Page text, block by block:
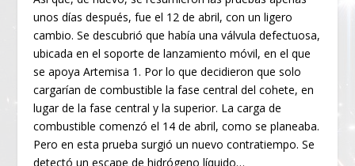
unos días después, fue el 12 de abril, con un ligero
cambio. Se descubrió que había una válvula defectuosa,
ubicada en el soporte de lanzamiento móvil, en el que
se apoya Artemisa 1. Por lo que decidieron que solo
cargarían de combustible la fase central del cohete, en
lugar de la fase central y la superior. La carga de
combustible comenzó el 14 de abril, como se planeaba.
Pero en esta prueba surgió un nuevo contratiempo. Se
detectó un escape de hidrógeno líquido…